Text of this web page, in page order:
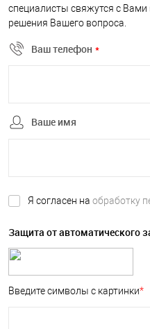
специалисты свяжутся с
решения Вашего вопроса.
Ваш телефон *
Ваше имя
Я согласен на обработку
Защита от автоматического
Введите символы с картинки*